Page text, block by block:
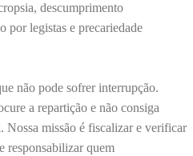
descumprimento
por legistas e precariedade
não pode sofrer interrupção.
a repartição e não consiga
Nossa missão é fiscalizar e verificar
responsabilizar quem